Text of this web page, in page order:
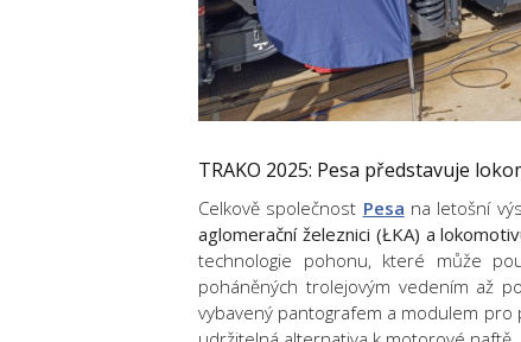
TRAKO 2025: Pesa představuje
Celkově společnost Pesa na letošní
aglomerační železnici (ŁKA) a
technologie pohonu, které může
poháněných trolejovým vedením až po
vybavený pantografem a modulem